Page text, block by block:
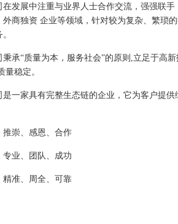
发展中注重与业界人士合作交流，强强联
外商独资 企业等领域，针对较为复杂、繁琐
承“质量为本，服务社会”的原则,立足于高
量稳定。
一家具有完整生态链的企业，它为客户提
推崇、感恩、合作
业、团队、成功
精准、周全、可靠